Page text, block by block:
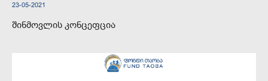
23-05-2021
შინმოვლის კონცეფცია